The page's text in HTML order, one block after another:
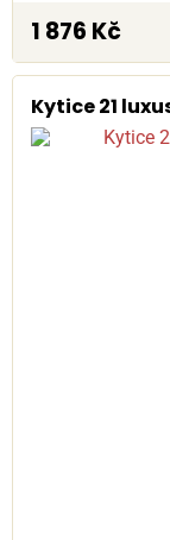
1 876 Kč
Kytice 21